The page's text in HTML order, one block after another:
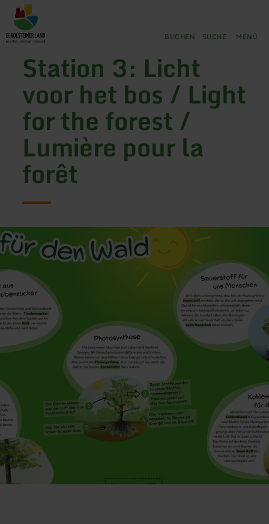
Zurück
zur
Startseite
BUCHEN SUCHE MENÜ
Station 3: Licht
voor het bos / Light
for the forest /
Lumière pour la
forêt